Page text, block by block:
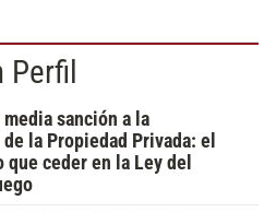
Perfil
sanción a la
la Propiedad Privada: el
ceder en la Ley del